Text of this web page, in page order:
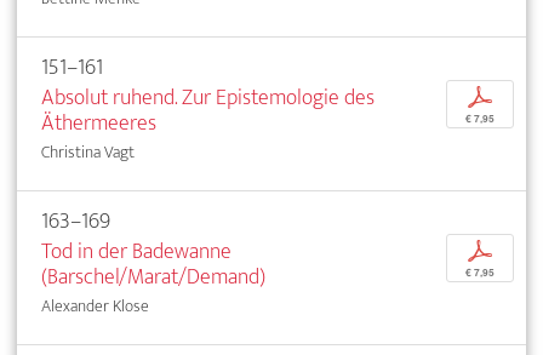
151–161
Absolut ruhend. Zur Epistemologie des
Äthermeeres
Christina Vagt
p
€ 7,95
163–169
Tod in der Badewanne
(Barschel/Marat/Demand)
Alexander Klose
p
€ 7,95